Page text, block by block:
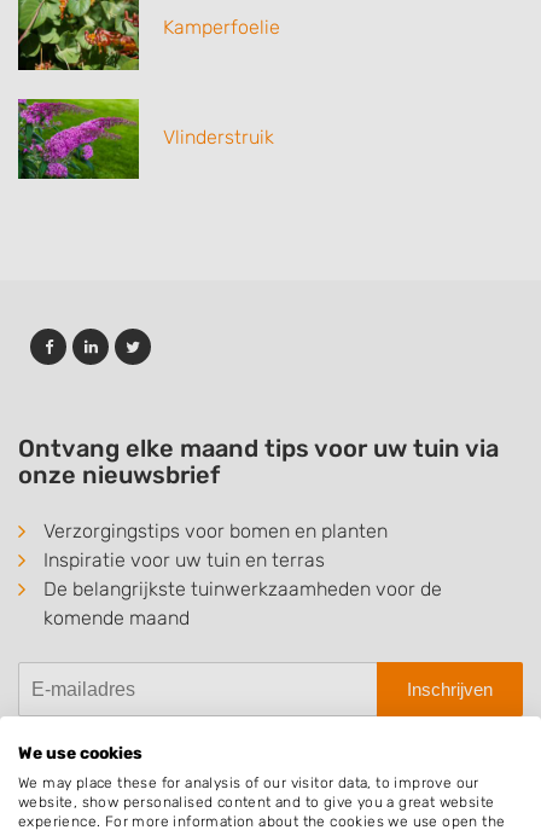
Kamperfoelie
Vlinderstruik
Ontvang elke maand tips voor uw tuin via
onze nieuwsbrief
Verzorgingstips voor bomen en planten
Inspiratie voor uw tuin en terras
De belangrijkste tuinwerkzaamheden voor de
komende maand
Inschrijven
Hovenier.nl
We use cookies
We may place these for analysis of our visitor data, to improve our
website, show personalised content and to give you a great website
experience. For more information about the cookies we use open the